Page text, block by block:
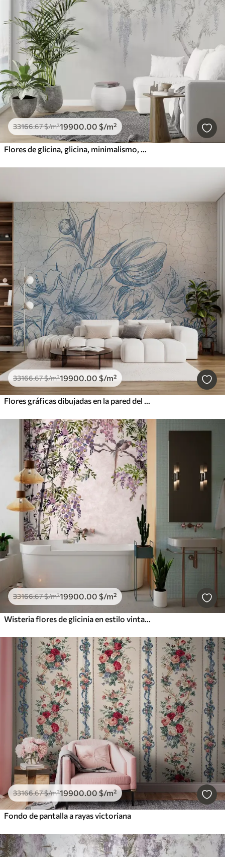
33166.67$/m²19900.00 $/m²
Flores de glicina, glicina, minimalismo, monocromo, loft y estilo japonés
33166.67$/m²19900.00 $/m²
Flores gráficas dibujadas en la pared del loft
33166.67$/m²19900 .00 $/m²
33166.67$/m²19900.00$/m²
Fondo de pantalla a rayas victoriana